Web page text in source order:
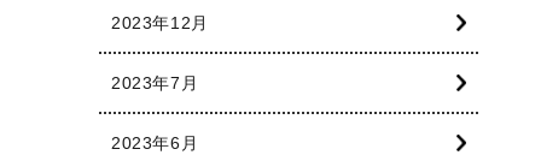
2023年12月
2023年7月
2023年6月